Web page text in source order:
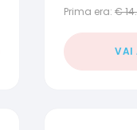
Prima era: €
VAI